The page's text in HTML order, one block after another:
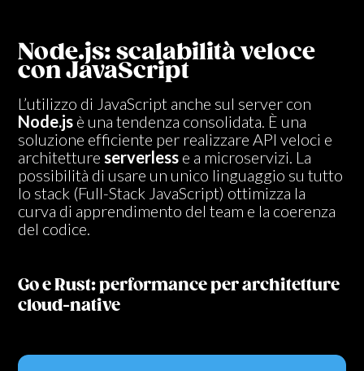
Node.js: scalabilità veloce
con JavaScript
L’utilizzo di JavaScript anche sul server con
Node.js è una tendenza consolidata. È una
soluzione efficiente per realizzare API veloci e
architettureserverless e a microservizi. La
possibilità di usare un unico linguaggio su tutto
lo stack (Full-Stack JavaScript) ottimizza la
curva di apprendimento del team e la coerenza
del codice.
Go e Rust: performance per architetture
cloud-native